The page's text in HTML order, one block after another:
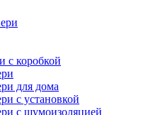
с коробкой
для дома
с установкой
с шумоизоляцией